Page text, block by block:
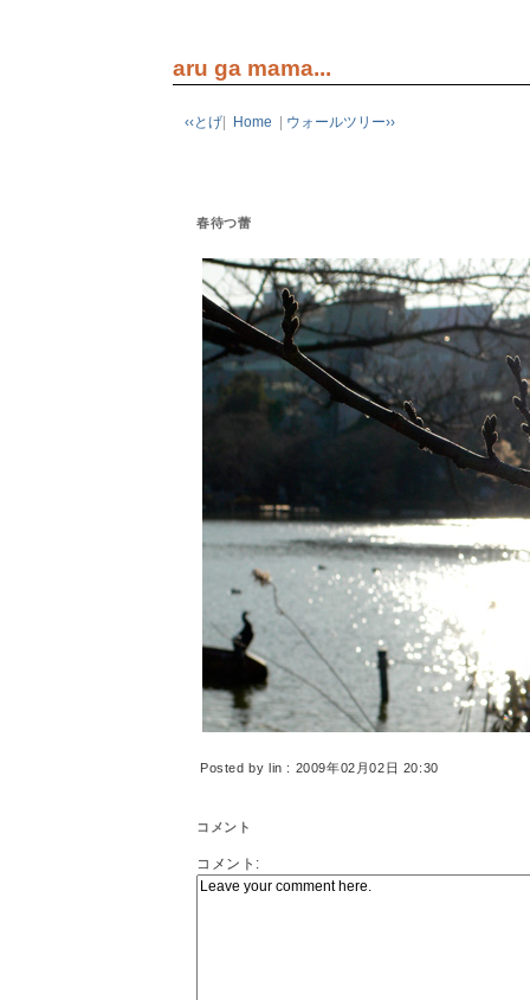
aru ga mama...
‹‹とげ Home ウォールツリー››
春待つ蕾
Posted by lin : 2009年02月02日 20:30
コメント
コメント: